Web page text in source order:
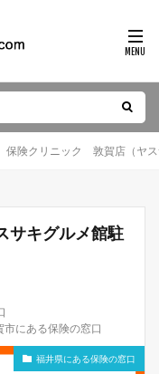
保険クリニック 敦賀店（ヤ
キグルメ館駐
市にある保険の窓口
福井県にある保険の窓口